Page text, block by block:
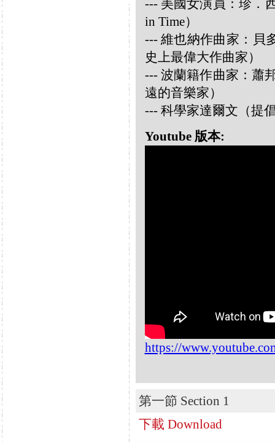
--- 美國女演員：珍．
in Time）
--- 維也納作曲家：貝
史上最偉大作曲家）
--- 波蘭籍作曲家：蕭
遠的音樂家）
--- 科學家達爾文（提
Youtube 版本:
https://
第一節 Section 1
下載 Download